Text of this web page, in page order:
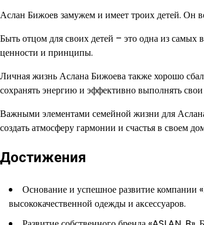
Аслан Бижоев замужем и имеет троих детей. Он
Быть отцом для своих детей – это одна из
ценности и принципы.
Личная жизнь Аслана Бижоева также хорошо
сохранять энергию и эффективно выполнять
Важными элементами семейной жизни для
создать атмосферу гармонии и счастья в своем
Достижения
Основание и успешное развитие компании
высококачественной одежды и аксессуаров.